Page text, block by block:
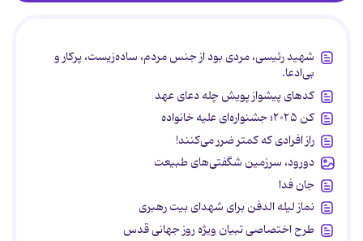
شهید رئیسی، مردی بود از جنس مردم، ساده‌زیست، پرکار و
بی‌ادعا.
کدهای پیشواز پویش چله دعای عهد
کن ۲۰۲۵؛ جشنواره‌ای علیه خانواده
راز افرادی که کمتر ضرر می‌کنند!
دورود، سرزمین شگفتی‌های طبیعت
جان فدا
نماز لیله الدفن برای شهدای بیت رهبری
طرح اختصاصی تبیان ویژه روز جهانی قدس